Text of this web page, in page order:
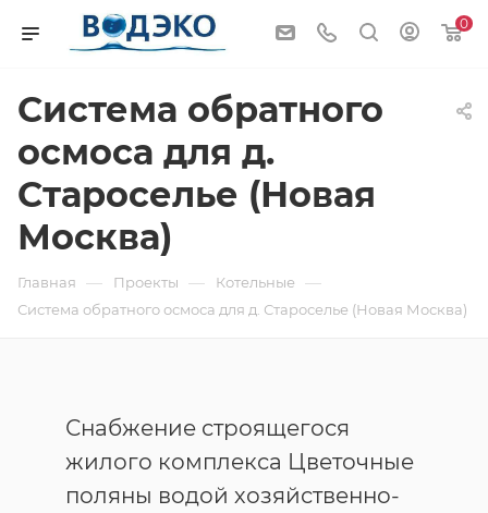
0
Система обратного
осмоса для д.
Староселье (Новая
Москва)
Главная — Проекты — Котельные —
Система обратного осмоса для д. Староселье (Новая Москва)
Снабжение строящегося
жилого комплекса Цветочные
поляны водой хозяйственно-